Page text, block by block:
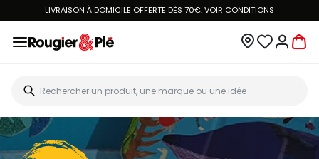
LIVRAISON À DOMICILE OFFERTE DÈS 70€.VOIR CONDITIONS